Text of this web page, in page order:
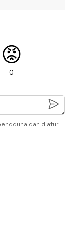
😡
0
dan diatur